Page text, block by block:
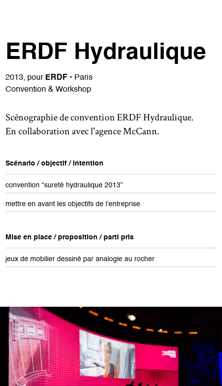
ERDF Hydraulique
2013, pour ERDF • Paris
Convention & Workshop
Scénographie de convention ERDF Hydraulique.
En collaboration avec l'agence McCann.
Scénario / objectif / intention
convention “sureté hydraulique 2013”
mettre en avant les objectifs de l’entreprise
Mise en place / proposition / parti pris
jeux de mobilier dessiné par analogie au rocher